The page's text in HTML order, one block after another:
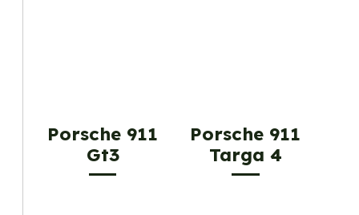
Porsche 911
Gt3
Porsche 911
Targa 4